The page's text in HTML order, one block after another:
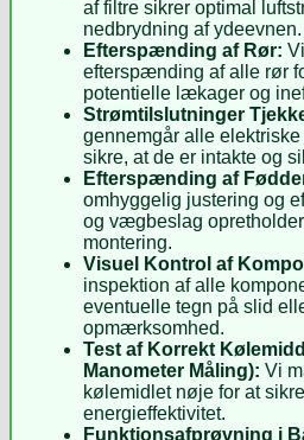
af filtre sikrer optimal
nedbrydning af ydeevnen.
Efterspænding af Rør:
efterspænding af alle rør
potentielle lækager og
Strømtilslutninger
gennemgår alle
sikre, at de er intakte og
Efterspænding af
omhyggelig justering og
og vægbeslag
montering.
Visuel Kontrol af
inspektion af alle
eventuelle tegn på slid
opmærksomhed.
Test af Korrekt
Manometer Måling): Vi
kølemidlet nøje for at
energieffektivitet.
Funktionsafprøvning i